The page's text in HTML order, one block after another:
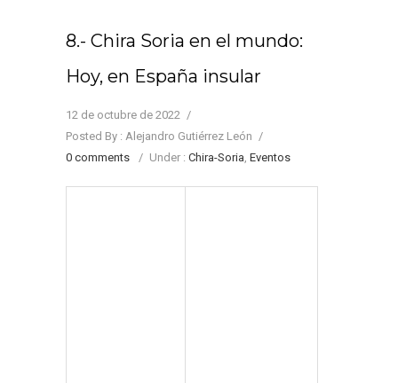
8.- Chira Soria en el mundo:
Hoy, en España insular
12 de octubre de 2022 /
Posted By : Alejandro Gutiérrez León /
0 comments
/ Under : Chira-Soria Eventos